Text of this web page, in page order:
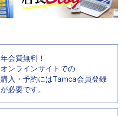
年会費無料！
オンラインサイトでの
購入・予約にはTamca会員登録
が必要です。